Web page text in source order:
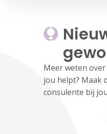
Meer weten
jou helpt? Maak
consulente bij